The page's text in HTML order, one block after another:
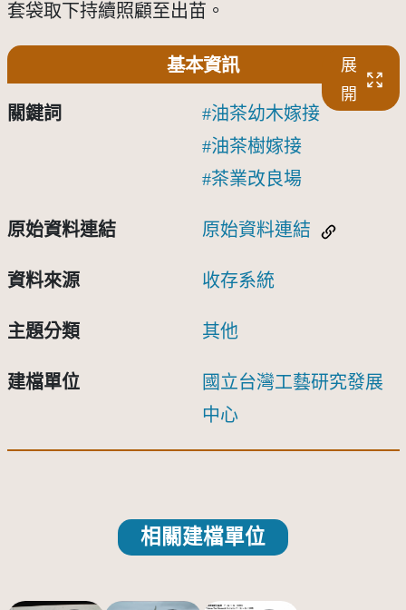
套袋取下持續照顧至出苗。
基本資訊
展
開
關鍵詞
油茶幼木嫁接
油茶樹嫁接
茶業改良場
原始資料連結 原始資料連結
資料來源 收存系統
主題分類 其他
建檔單位
國立台灣工藝研究發展
中心
相關建檔單位